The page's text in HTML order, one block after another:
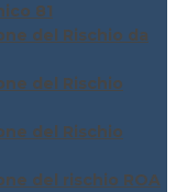
81
del Rischio da
del Rischio
del Rischio
del rischio ROA